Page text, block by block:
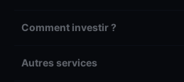
Comment investir ?
Autres services